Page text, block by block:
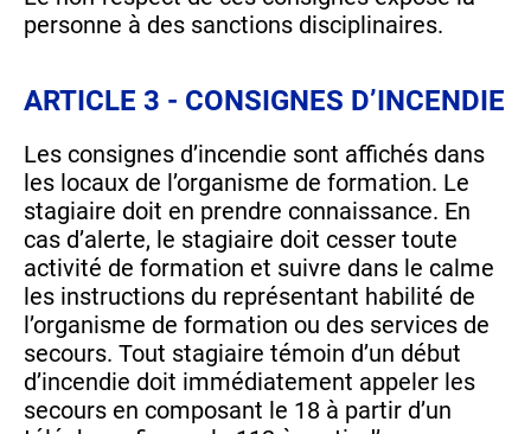
personne à des sanctions disciplinaires.
ARTICLE 3 - CONSIGNES D’INCENDIE
Les consignes d’incendie sont affichés dans
les locaux de l’organisme de formation. Le
stagiaire doit en prendre connaissance. En
cas d’alerte, le stagiaire doit cesser toute
activité de formation et suivre dans le calme
les instructions du représentant habilité de
l’organisme de formation ou des services de
secours. Tout stagiaire témoin d’un début
d’incendie doit immédiatement appeler les
secours en composant le 18 à partir d’un